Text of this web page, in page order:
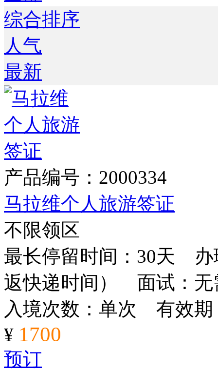
综合排序
人气
最新
产品编号：2000334
马拉维个人旅游签证
不限领区
最长停留时间：30天 办
返快递时间） 面试：无
入境次数：单次 有效期
¥ 1700
预订